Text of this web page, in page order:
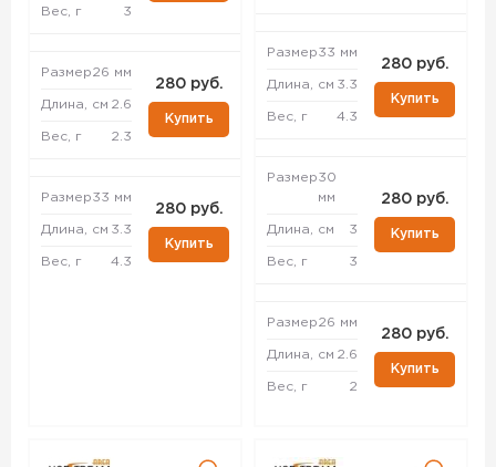
Вес, г 3
Размер26 мм
Длина, см 2.6
Вес, г 2.3
280 руб.
Купить
Размер33 мм
Длина, см 3.3
Вес, г 4.3
280 руб.
Купить
Размер33 мм
Длина, см 3.3
Вес, г 4.3
280 руб.
Купить
Размер30
мм
Длина, см 3
Вес, г 3
280 руб.
Купить
Размер26 мм
Длина, см 2.6
Вес, г 2
280 руб.
Купить